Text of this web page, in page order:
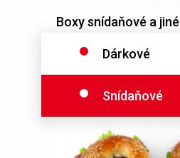
Boxy snídaňové a jiné
Dárkové
Snídaňové
Nápoje